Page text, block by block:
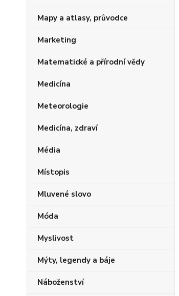
Mapy a atlasy, průvodce
Marketing
Matematické a přírodní vědy
Medicína
Meteorologie
Medicína, zdraví
Média
Místopis
Mluvené slovo
Móda
Myslivost
Mýty, legendy a báje
Náboženství